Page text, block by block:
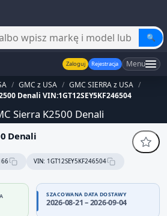
🔍
Zaloguj Rejestracja Menu
/ GMC z USA / GMC SIERRA z USA /
Denali VIN:1GT12SEY5KF246504
Sierra K2500 Denali
Denali
VIN: 1GT12SEY5KF246504
SZACOWANA DATA DOSTAWY
2026-08-21 – 2026-09-04